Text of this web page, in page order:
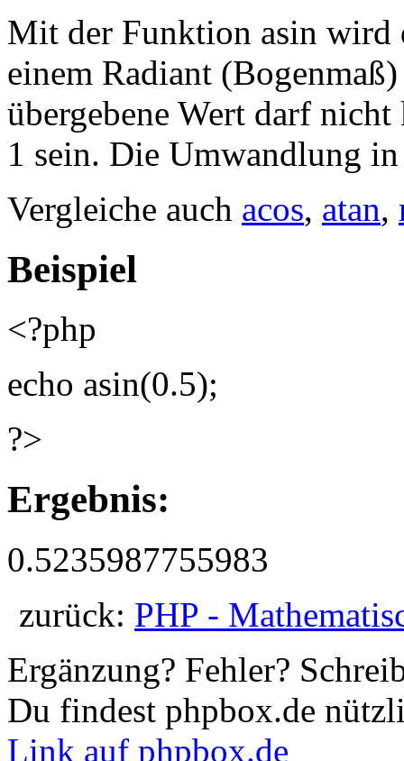
Mit der Funktion asin wird
einem Radiant
übergebene Wert darf
1 sein. Die Umwandlung
Vergleiche auch acos atan
Beispiel
<?php
echo asin(0.5);
?>
Ergebnis:
0.5235987755983
zurück: PHP -
Ergänzung? Fehler?
Du findest phpbox.de
Link auf phpbox.de